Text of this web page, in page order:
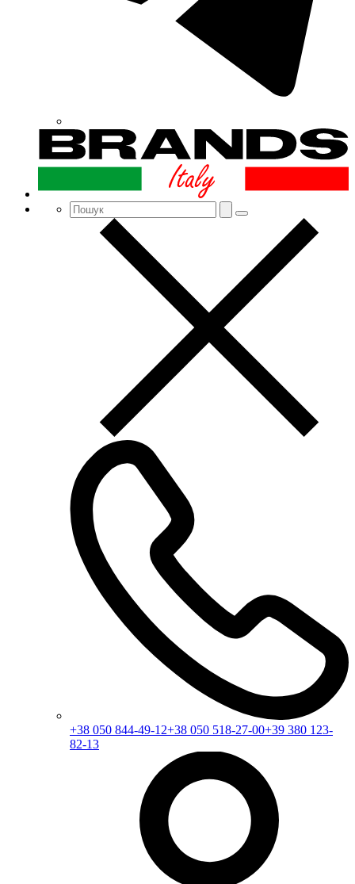
+38 050 844-49-12+38 050 518-27-00+39 380 123-
82-13